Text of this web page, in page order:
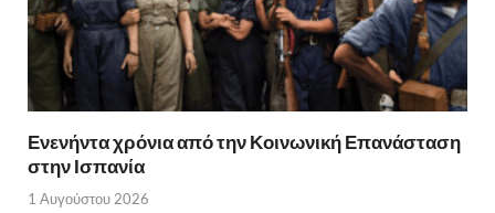
Ενενήντα χρόνια από την Κοινωνική Επανάσταση
στην Ισπανία
1 Αυγούστου 2026